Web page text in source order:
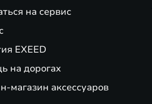
на сервис
EXEED
на дорогах
магазин аксессуаров